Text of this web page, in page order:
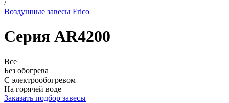
/
Воздушные завесы Frico
Серия AR4200
Все
Без обогрева
С электрообогревом
На горячей воде
Заказать подбор завесы